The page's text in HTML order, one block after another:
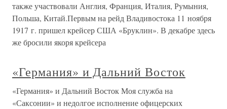
также участвовали Англия, Франция, Италия, Румыния,
Польша, Китай.Первым на рейд Владивостока 11 ноября
1917 г. пришел крейсер США «Бруклин». В декабре здесь
же бросили якоря крейсера
«Германия» и Дальний Восток
«Германия» и Дальний Восток Моя служба на
«Саксонии» и недолгое исполнение офицерских